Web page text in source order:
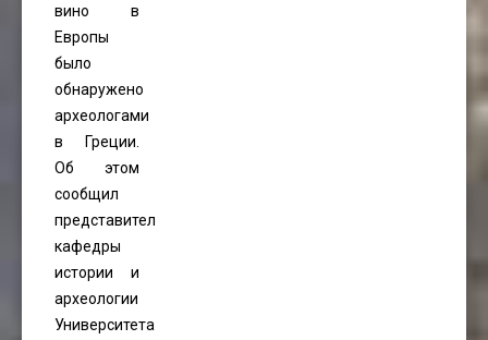
вино в
Европы
было
обнаружено
археологами
в Греции.
Об этом
сообщил
представитель
кафедры
истории и
археологии
Университета